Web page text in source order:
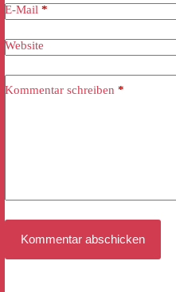
E-Mail *
Website
Kommentar schreiben *
Kommentar abschicken